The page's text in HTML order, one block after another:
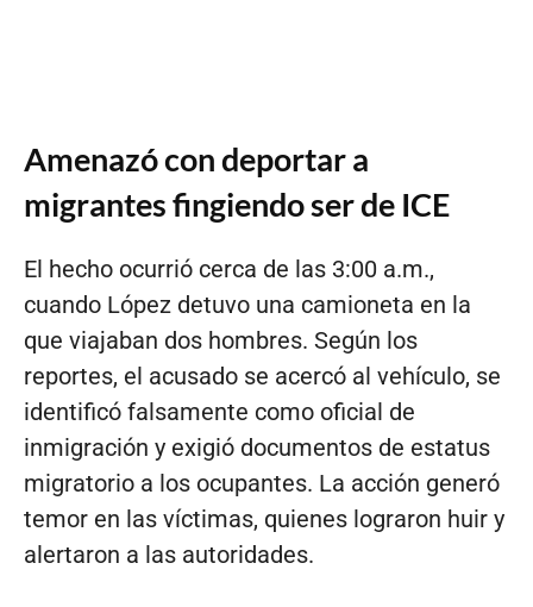
Amenazó con deportar a
migrantes fingiendo ser de ICE
El hecho ocurrió cerca de las 3:00 a.m.,
cuando López detuvo una camioneta en la
que viajaban dos hombres. Según los
reportes, el acusado se acercó al vehículo, se
identificó falsamente como oficial de
inmigración y exigió documentos de estatus
migratorio a los ocupantes. La acción generó
temor en las víctimas, quienes lograron huir y
alertaron a las autoridades.